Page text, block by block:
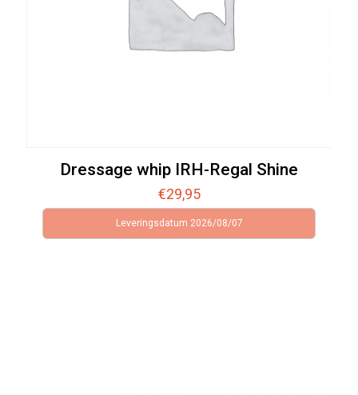
Dressage whip IRH-Regal Shine
€29,95
Leveringsdatum 2026/08/07